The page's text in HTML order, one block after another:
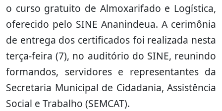
o curso gratuito de Almoxarifado e Logística,
oferecido pelo SINE Ananindeua. A cerimônia
de entrega dos certificados foi realizada nesta
terça-feira (7), no auditório do SINE, reunindo
formandos, servidores e representantes da
Secretaria Municipal de Cidadania, Assistência
Social e Trabalho (SEMCAT).